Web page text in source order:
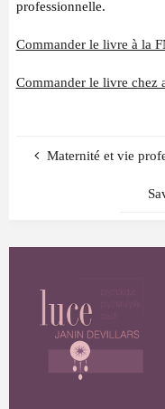
OR
MA
E
professionnelle.
Commander le livre à la
Commander le livre chez
Maternité et vie